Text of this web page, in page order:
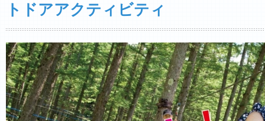
トドアアクティビティ